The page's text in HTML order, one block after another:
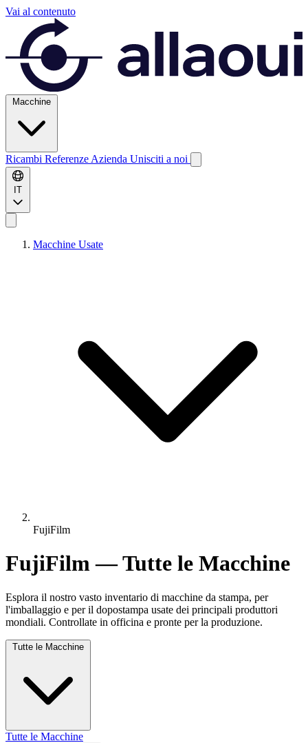
Vai al contenuto
Macchine
Ricambi Referenze Azienda Unisciti a noi
IT
Macchine Usate
FujiFilm
FujiFilm — Tutte le Macchine
Esplora il nostro vasto inventario di macchine da stampa, per
l'imballaggio e per il dopostampa usate dei principali produttori
mondiali. Controllate in officina e pronte per la produzione.
Tutte le Macchine
Tutte le Macchine